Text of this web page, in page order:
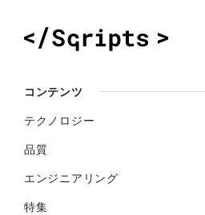
コンテンツ
テクノロジー
品質
エンジニアリング
特集